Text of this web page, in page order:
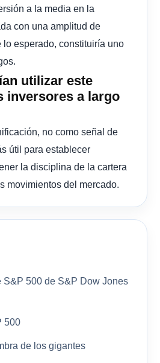
a la media en la
con una amplitud de
lo esperado, constituiría uno
utilizar este
inversores a largo
no como señal de
útil para establecer
la disciplina de la cartera
movimientos del mercado.
S&P 500 de S&P Dow Jones
500
de los gigantes